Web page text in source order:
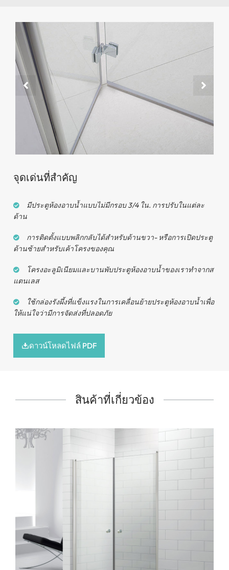
มุมหมุนเพลา 180°
บานพับคุณภาพสูง
ที่จับหลายอัน
จุดเด่นที่สำคัญ
มีประตูห้องอาบน้ำแบบไม่มีกรอบ 3/4 ใน. การปรับในแต่ละ
ด้าน
การติดตั้งแบบพลิกกลับได้สำหรับด้านขวา- หรือการเปิดประตู
ด้านซ้ายสำหรับเค้าโครงของคุณ
โครงอะลูมิเนียมและบานพับประตูห้องอาบน้ำของเราทำจากส
แตนเลส
ใช้กล่องรังผึ้งที่แข็งแรงในการเคลื่อนย้ายประตูห้องอาบน้ำเพื่อ
ให้แน่ใจว่ามีการจัดส่งที่ปลอดภัย
ดาวน์โหลดไฟล์ PDF
สินค้าที่เกี่ยวข้อง